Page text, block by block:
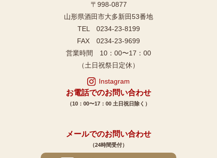
〒998-0877
山形県酒田市大多新田53番地
TEL 0234-23-8199
FAX 0234-23-9699
営業時間 10：00〜17：00
（土日祝祭日定休）
Instagram
お電話でのお問い合わせ
（10：00〜17：00 土日祝日除く）
メールでのお問い合わせ
（24時間受付）